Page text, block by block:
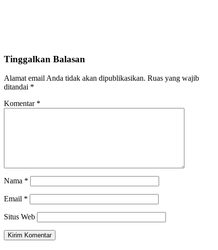
Tinggalkan Balasan
Alamat email Anda tidak akan dipublikasikan. Ruas yang wajib
ditandai *
Komentar *
Nama *
Email *
Situs Web